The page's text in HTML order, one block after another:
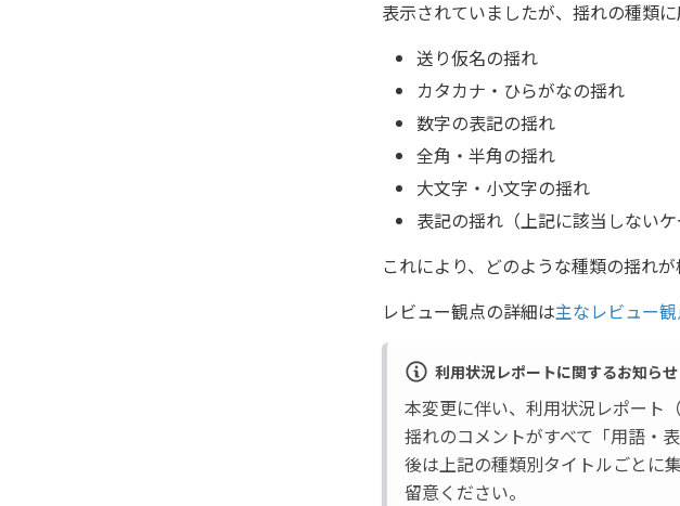
表示されていましたが、揺れの種類
送り仮名の揺れ
カタカナ・ひらがなの揺れ
数字の表記の揺れ
全角・半角の揺れ
大文字・小文字の揺れ
表記の揺れ（上記に該当しないケ
これにより、どのような種類の揺れ
レビュー観点の詳細は主なレビュー
利用状況レポートに関するお知らせ
本変更に伴い、利用状況レポート
揺れのコメントがすべて「用語・
後は上記の種類別タイトルごとに
留意ください。